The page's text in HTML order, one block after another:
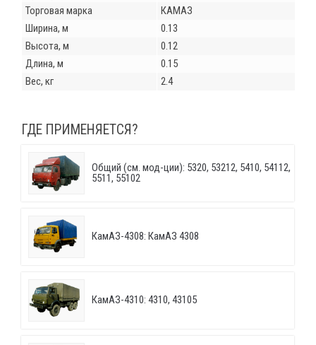
Торговая марка
КАМАЗ
Ширина, м
0.13
Высота, м
0.12
Длина, м
0.15
Вес, кг
2.4
ГДЕ ПРИМЕНЯЕТСЯ?
Общий (см. мод-ции): 5320, 53212, 5410, 54112,
5511, 55102
КамАЗ-4308: КамАЗ 4308
КамАЗ-4310: 4310, 43105